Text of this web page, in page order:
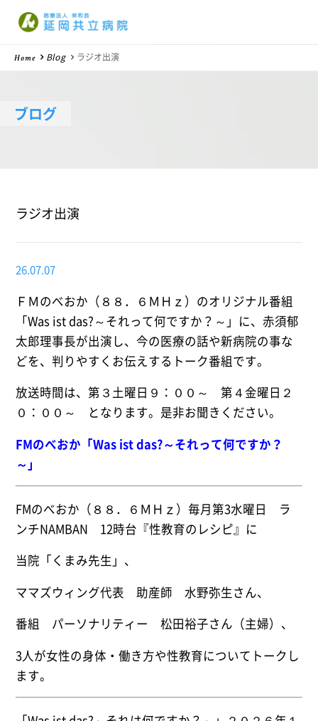
ブログ
Home Blog ラジオ出演
ラジオ出演
26.07.07
ＦＭのべおか（８８．６ＭＨｚ）のオリジナル番組
「Was ist das?～それって何ですか？～」に、赤須郁
太郎理事長が出演し、今の医療の話や新病院の事な
どを、判りやすくお伝えするトーク番組です。
放送時間は、第３土曜日９：００～ 第４金曜日２
０：００～ となります。是非お聞きください。
FMのべおか「Was ist das?～それって何ですか？
～」
FMのべおか（８８．６ＭＨｚ）毎月第3水曜日 ラ
ンチNAMBAN 12時台『性教育のレシピ』に
当院「くまみ先生」、
ママズウィング代表 助産師 水野弥生さん、
番組 パーソナリティー 松田裕子さん（主婦）、
3人が女性の身体・働き方や性教育についてトークし
ます。